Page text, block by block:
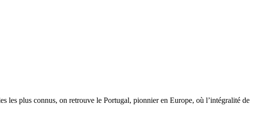
les plus connus, on retrouve le Portugal, pionnier en Europe, où l’intégralité de